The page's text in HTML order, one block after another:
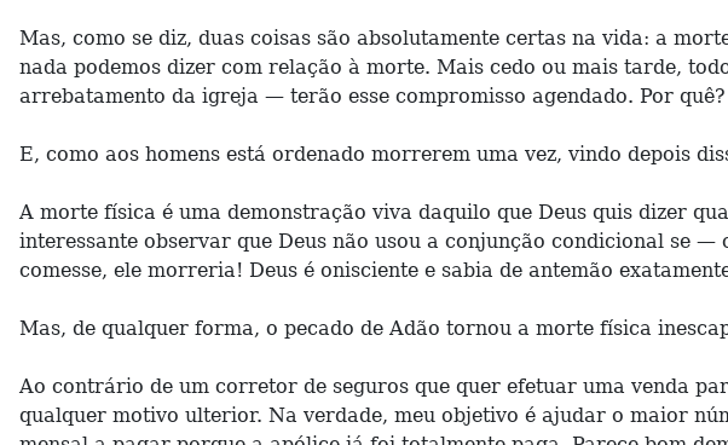
Mas, como se diz, duas coisas são absolutamente certas na vida: a
nada podemos dizer com relação à morte. Mais cedo ou mais tarde,
arrebatamento da igreja — terão esse compromisso agendado. Por
E, como aos homens está ordenado morrerem uma vez, vindo depois
A morte física é uma demonstração viva daquilo que Deus quis dizer
interessante observar que Deus não usou a conjunção condicional se
comesse, ele morreria! Deus é onisciente e sabia de antemão
Mas, de qualquer forma, o pecado de Adão tornou a morte física
Ao contrário de um corretor de seguros que quer efetuar uma venda
qualquer motivo ulterior. Na verdade, meu objetivo é ajudar o maior